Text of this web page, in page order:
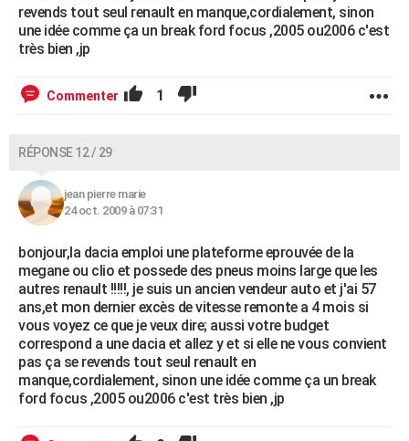
revends tout seul renault en manque,cordialement, sinon
une idée comme ça un break ford focus ,2005 ou2006 c'est
très bien ,jp
Commenter 1
RÉPONSE 12 / 29
jean pierre marie
24 oct. 2009 à 07:31
bonjour,la dacia emploi une plateforme eprouvée de la
megane ou clio et possede des pneus moins large que les
autres renault !!!!!, je suis un ancien vendeur auto et j'ai 57
ans,et mon dernier excès de vitesse remonte a 4 mois si
vous voyez ce que je veux dire; aussi votre budget
correspond a une dacia et allez y et si elle ne vous convient
pas ça se revends tout seul renault en
manque,cordialement, sinon une idée comme ça un break
ford focus ,2005 ou2006 c'est très bien ,jp